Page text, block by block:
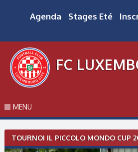
Agenda Stages Eté
FC
MENU
TOURNOI IL PICCOLO MONDO CUP
Post
navigation